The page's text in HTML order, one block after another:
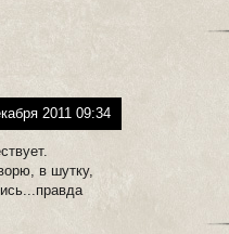
2011 09:34
в шутку,